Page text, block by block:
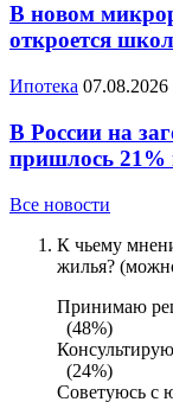
В новом
откроется
Ипотека 07.08.2026
В России на
пришлось 21%
Все новости
К чьему
жилья?
Принимаю
(48%)
(24%)
Советуюсь с